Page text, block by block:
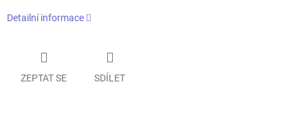
Detailní informace
ZEPTAT SE SDÍLET